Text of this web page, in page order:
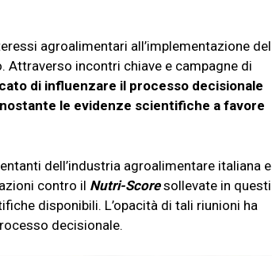
agroalimentari all’implementazione del
incontri chiave e campagne di
di influenzare il processo decisionale
le evidenze scientifiche a favore
dell’industria agroalimentare italiana e
contro il Nutri-Scoresollevate in questi
disponibili. L’opacità di tali riunioni ha
decisionale.